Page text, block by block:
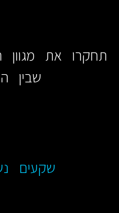
תחקרו את
שבין
שקעים